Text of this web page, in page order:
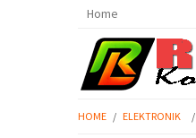
Home
HOME / ELEKTRONIK /